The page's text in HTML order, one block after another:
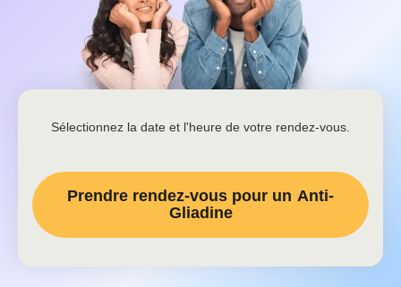
Sélectionnez la date et l'heure de votre rendez-vous.
Prendre rendez-vous pour un Anti-
Gliadine